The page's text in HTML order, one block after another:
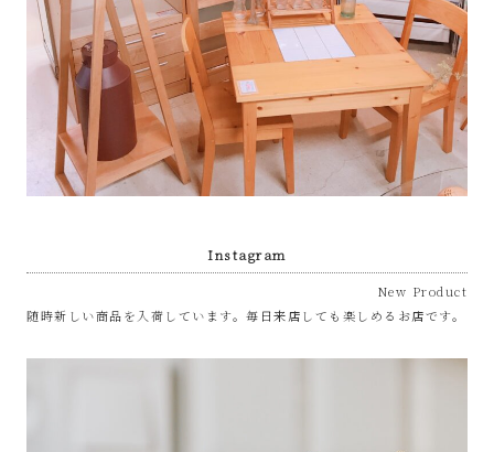
Instagram
New Product
随時新しい商品を入荷しています。毎日来店しても楽しめるお店です。